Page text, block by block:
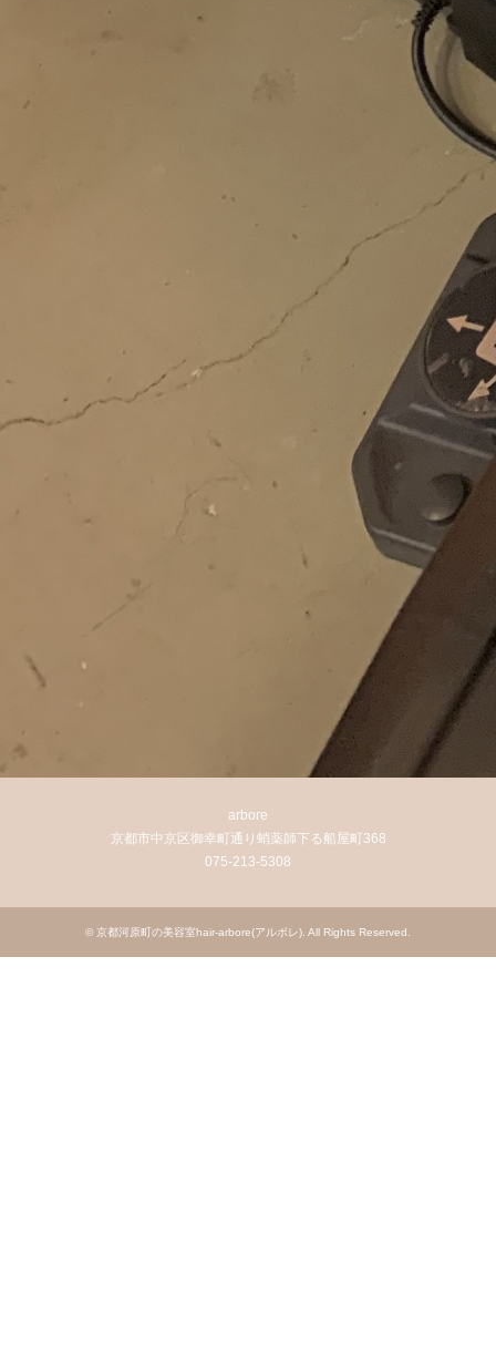
arbore
京都市中京区御幸町通り蛸薬師下る船屋町368
075-213-5308
© 京都河原町の美容室hair-arbore(アルボレ) . All Rights Reserved.